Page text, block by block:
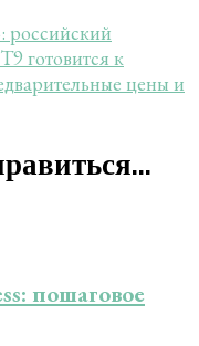
российский
готовится к
цены и
пошаговое